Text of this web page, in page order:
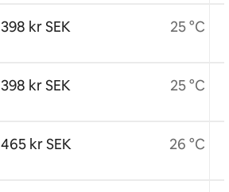
398 kr SEK
398 kr SEK
465 kr SEK
25 °C
25 °C
26 °C